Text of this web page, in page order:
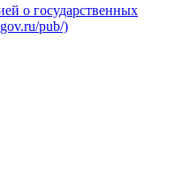
о государственных
pub/)